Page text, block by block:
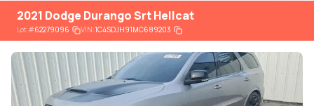
2021 Dodge Durango Srt Hellcat
Lot#62279096 VIN:1C4SDJH91MC689203